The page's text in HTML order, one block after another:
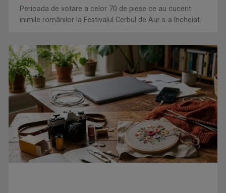
Piesa „Un actor grăbit” a Laurei Stoica – prima în topul
preferinţelor ...
Perioada de votare a celor 70 de piese ce au cucerit
inimile românilor la Festivalul Cerbul de Aur s-a încheiat.